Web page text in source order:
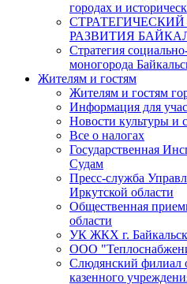
городах и
РАЗВИТИЯ
Стратегия
моногорода
Жителям и гостям
Жителям и гостям
Информация для
Новости культуры и
Все о налогах
Государственная
Судам
Пресс-служба
Иркутской области
Общественная
области
УК ЖКХ г.
ООО
Слюдянский филиал
казенного